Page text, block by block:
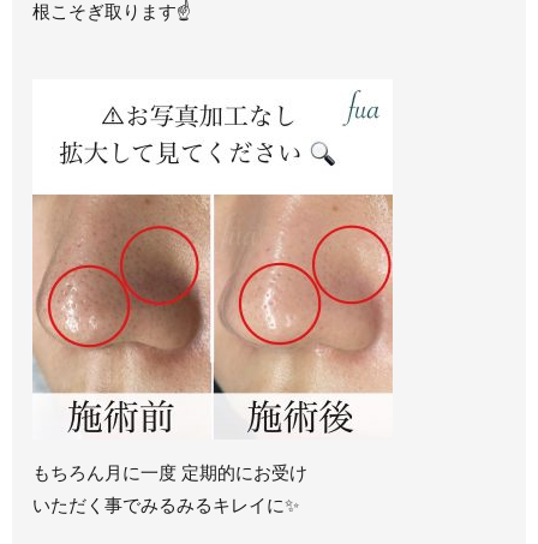
根こそぎ取ります☝️
もちろん月に一度 定期的にお受け
いただく事でみるみるキレイに✨